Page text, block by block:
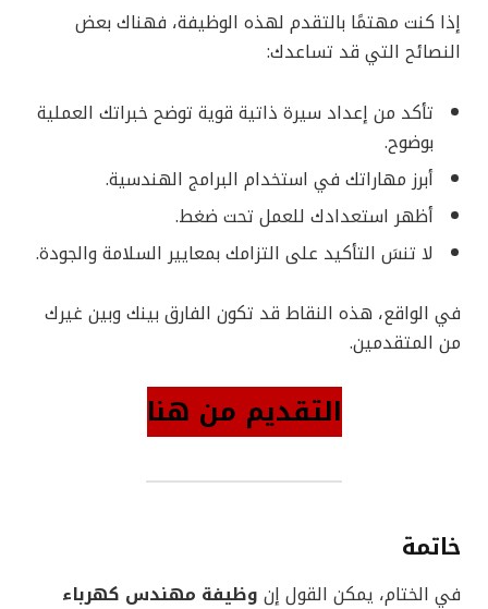
إذا كنت مهتمًا بالتقدم لهذه الوظيفة، فهناك بعض
النصائح التي قد تساعدك:
تأكد من إعداد سيرة ذاتية قوية توضح خبراتك العملية
بوضوح.
أبرز مهاراتك في استخدام البرامج الهندسية.
أظهر استعدادك للعمل تحت ضغط.
لا تنسَ التأكيد على التزامك بمعايير السلامة والجودة.
في الواقع، هذه النقاط قد تكون الفارق بينك وبين غيرك
من المتقدمين.
التقديم من هنا
خاتمة
في الختام، يمكن القول إن وظيفة مهندس كهرباء